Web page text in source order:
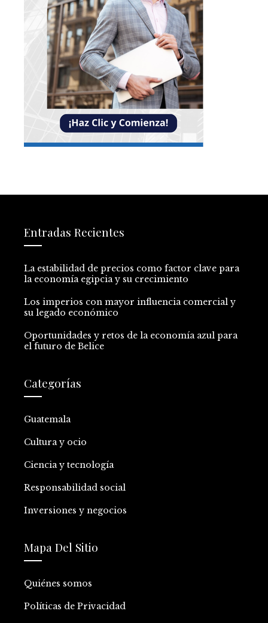
Entradas Recientes
La estabilidad de precios como factor clave para
la economía egipcia y su crecimiento
Los imperios con mayor influencia comercial y
su legado económico
Oportunidades y retos de la economía azul para
el futuro de Belice
Categorías
Guatemala
Cultura y ocio
Ciencia y tecnología
Responsabilidad social
Inversiones y negocios
Mapa Del Sitio
Quiénes somos
Políticas de Privacidad